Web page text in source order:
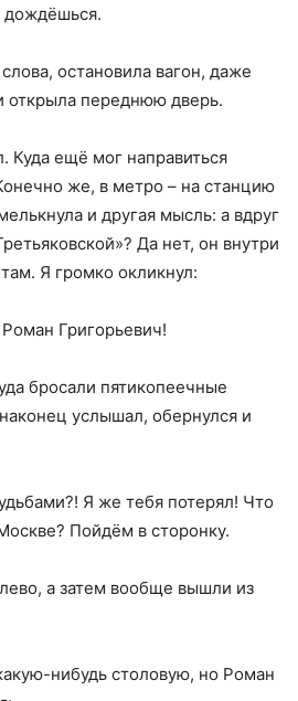
дождёшься.
остановила вагон, даже
открыла переднюю дверь.
Куда ещё мог направиться
же, в метро – на станцию
и другая мысль: а вдруг
Да нет, он внутри
Я громко окликнул:
Григорьевич!
бросали пятикопеечные
услышал, обернулся и
Я же тебя потерял! Что
Пойдём в сторонку.
а затем вообще вышли из
нибудь столовую, но Роман